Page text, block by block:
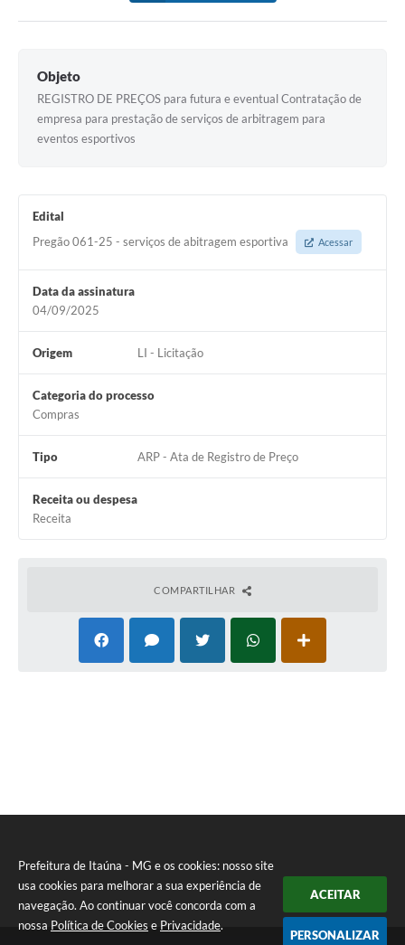
Prefeitura de Itaúna - MG e os cookies: nosso site
usa cookies para melhorar a sua experiência de
navegação. Ao continuar você concorda com a
nossa Política de Cookies e Privacidade.
ACEITAR
PERSONALIZAR
Objeto
REGISTRO DE PREÇOS para futura e eventual Contratação de
empresa para prestação de serviços de arbitragem para
eventos esportivos
Edital
Pregão 061-25 - serviços de abitragem esportiva
Acessar
Data da assinatura
04/09/2025
Origem LI - Licitação
Categoria do processo
Compras
Tipo ARP - Ata de Registro de Preço
Receita ou despesa
Receita
COMPARTILHAR